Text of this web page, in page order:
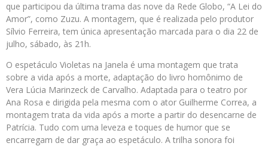
que participou da última trama das nove da Rede Globo, “A Lei do
Amor”, como Zuzu. A montagem, que é realizada pelo produtor
Sílvio Ferreira, tem única apresentação marcada para o dia 22 de
julho, sábado, às 21h.
O espetáculo Violetas na Janela é uma montagem que trata
sobre a vida após a morte, adaptação do livro homônimo de
Vera Lúcia Marinzeck de Carvalho. Adaptada para o teatro por
Ana Rosa e dirigida pela mesma com o ator Guilherme Correa, a
montagem trata da vida após a morte a partir do desencarne de
Patrícia. Tudo com uma leveza e toques de humor que se
encarregam de dar graça ao espetáculo. A trilha sonora foi